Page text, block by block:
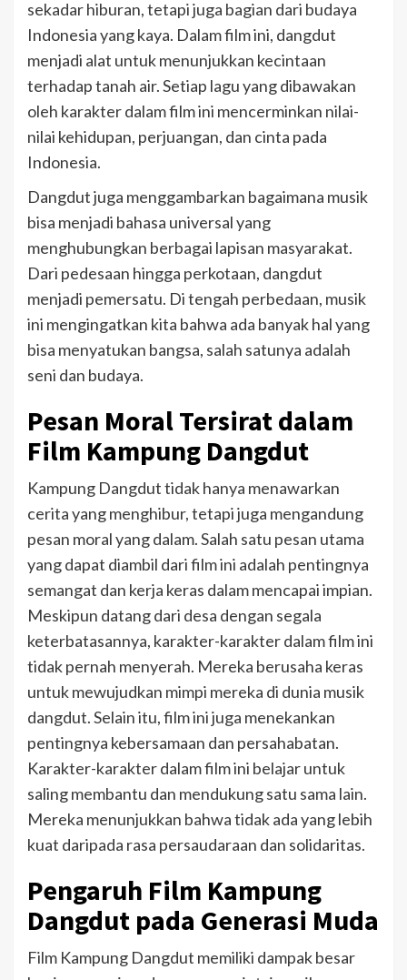
sekadar hiburan, tetapi juga bagian dari budaya
Indonesia yang kaya. Dalam film ini, dangdut
menjadi alat untuk menunjukkan kecintaan
terhadap tanah air. Setiap lagu yang dibawakan
oleh karakter dalam film ini mencerminkan nilai-
nilai kehidupan, perjuangan, dan cinta pada
Indonesia.
Dangdut juga menggambarkan bagaimana musik
bisa menjadi bahasa universal yang
menghubungkan berbagai lapisan masyarakat.
Dari pedesaan hingga perkotaan, dangdut
menjadi pemersatu. Di tengah perbedaan, musik
ini mengingatkan kita bahwa ada banyak hal yang
bisa menyatukan bangsa, salah satunya adalah
seni dan budaya.
Pesan Moral Tersirat dalam
Film Kampung Dangdut
Kampung Dangdut tidak hanya menawarkan
cerita yang menghibur, tetapi juga mengandung
pesan moral yang dalam. Salah satu pesan utama
yang dapat diambil dari film ini adalah pentingnya
semangat dan kerja keras dalam mencapai impian.
Meskipun datang dari desa dengan segala
keterbatasannya, karakter-karakter dalam film ini
tidak pernah menyerah. Mereka berusaha keras
untuk mewujudkan mimpi mereka di dunia musik
dangdut.Selain itu, film ini juga menekankan
pentingnya kebersamaan dan persahabatan.
Karakter-karakter dalam film ini belajar untuk
saling membantu dan mendukung satu sama lain.
Mereka menunjukkan bahwa tidak ada yang lebih
kuat daripada rasa persaudaraan dan solidaritas.
Pengaruh Film Kampung
Dangdut pada Generasi Muda
Film Kampung Dangdut memiliki dampak besar